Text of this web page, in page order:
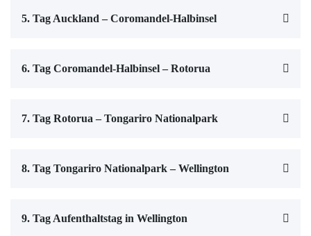
5. Tag Auckland – Coromandel-Halbinsel
6. Tag Coromandel-Halbinsel – Rotorua
7. Tag Rotorua – Tongariro Nationalpark
8. Tag Tongariro Nationalpark – Wellington
9. Tag Aufenthaltstag in Wellington